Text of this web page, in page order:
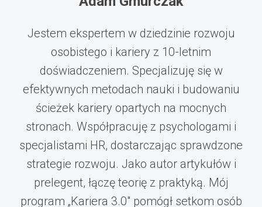
Jestem ekspertem w dziedzinie rozwoju
osobistego i kariery z 10-letnim
doświadczeniem. Specjalizuję się w
efektywnych metodach nauki i budowaniu
ścieżek kariery opartych na mocnych
stronach. Współpracuję z psychologami i
specjalistami HR, dostarczając sprawdzone
strategie rozwoju. Jako autor artykułów i
prelegent, łączę teorię z praktyką. Mój
program „Kariera 3.0" pomógł setkom osób